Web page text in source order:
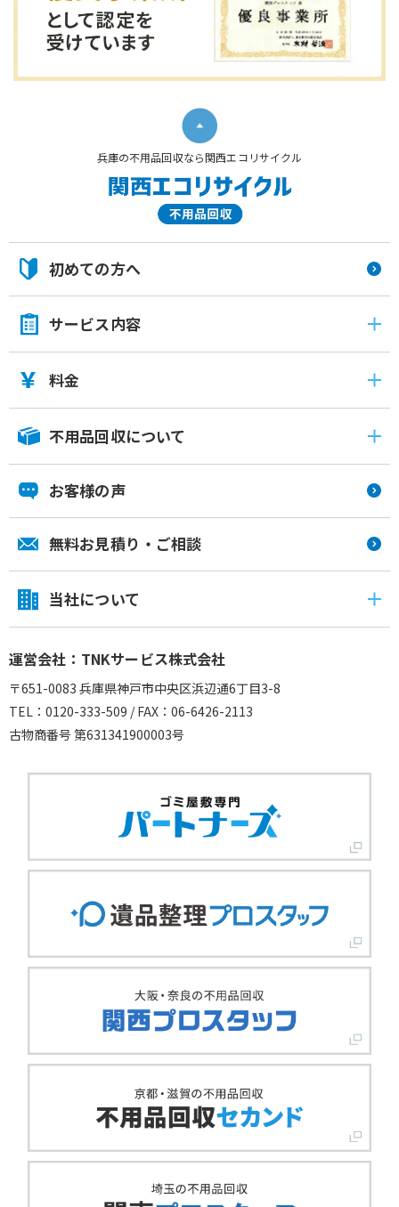
兵庫の不用品回収なら関西エコリサイクル
初めての方へ
サービス内容
料金
不用品回収について
お客様の声
無料お見積り・ご相談
当社について
運営会社：TNKサービス株式会社
〒651-0083 兵庫県神戸市中央区浜辺通6丁目3-8
TEL：0120-333-509 / FAX：06-6426-2113
古物商番号 第631341900003号